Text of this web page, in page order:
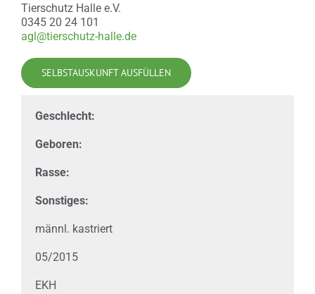
Tierschutz Halle e.V.
0345 20 24 101
agl@tierschutz-halle.de
SELBSTAUSKUNFT AUSFÜLLEN
Geschlecht:
Geboren:
Rasse:
Sonstiges:
männl. kastriert
05/2015
EKH